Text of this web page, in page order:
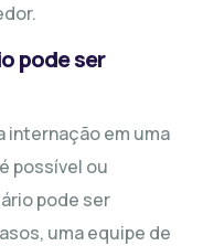
pode ser
internação em uma
possível ou
pode ser
uma equipe de